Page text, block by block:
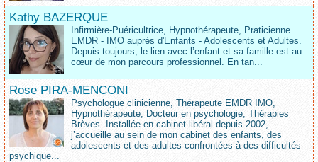
Kathy BAZERQUE
Infirmière-Puéricultrice, Hypnothérapeute, Praticienne
EMDR - IMO auprès d'Enfants - Adolescents et Adultes.
Depuis toujours, le lien avec l’enfant et sa famille est au
cœur de mon parcours professionnel. En tan...
Rose PIRA-MENCONI
Psychologue clinicienne, Thérapeute EMDR IMO,
Hypnothérapeute, Docteur en psychologie, Thérapies
Brèves. Installée en cabinet libéral depuis 2002,
j’accueille au sein de mon cabinet des enfants, des
adolescents et des adultes confrontées à des difficultés
psychique...